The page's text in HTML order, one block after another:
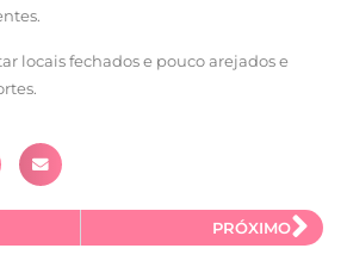
locais fechados e pouco arejados e
PRÓXIMO